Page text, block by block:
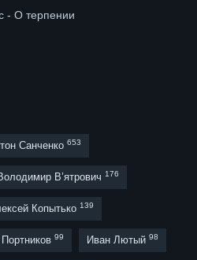
- О терпении
Санченко 653
В’ятрович 176
Копытько 139
Портников 99 Иван Лютый 98